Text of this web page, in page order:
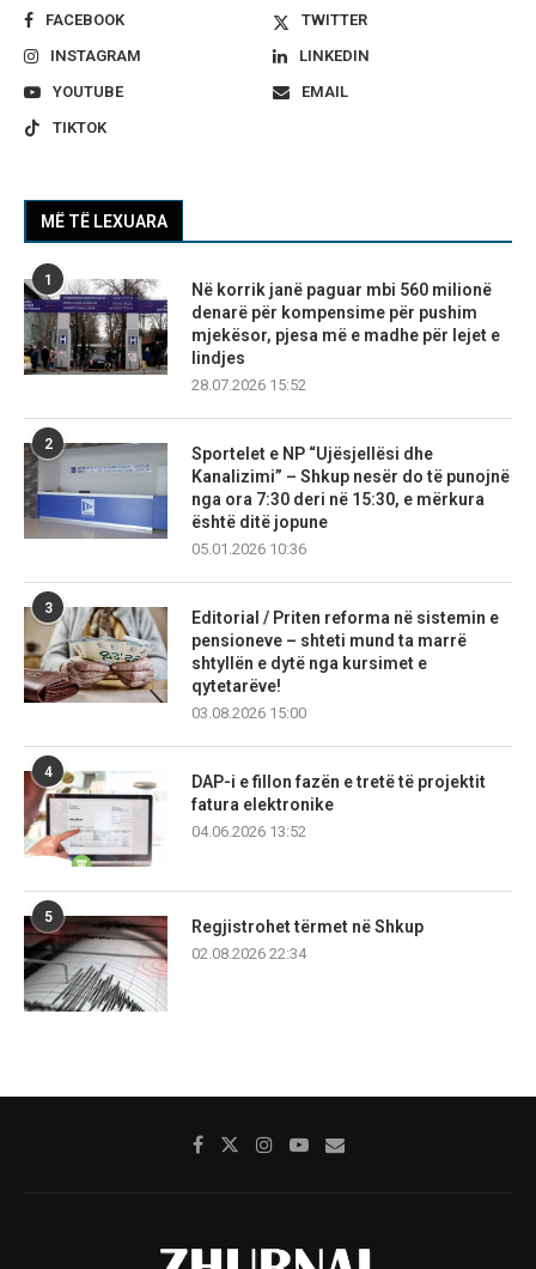
FACEBOOK
TWITTER
INSTAGRAM
LINKEDIN
YOUTUBE
EMAIL
TIKTOK
MË TË LEXUARA
1
Në korrik janë paguar mbi 560 milionë
denarë për kompensime për pushim
mjekësor, pjesa më e madhe për lejet e
lindjes
28.07.2026 15:52
2
Sportelet e NP “Ujësjellësi dhe
Kanalizimi” – Shkup nesër do të punojnë
nga ora 7:30 deri në 15:30, e mërkura
është ditë jopune
05.01.2026 10:36
3
Editorial / Priten reforma në sistemin e
pensioneve – shteti mund ta marrë
shtyllën e dytë nga kursimet e
qytetarëve!
03.08.2026 15:00
4
DAP-i e fillon fazën e tretë të projektit
fatura elektronike
04.06.2026 13:52
5
Regjistrohet tërmet në Shkup
02.08.2026 22:34